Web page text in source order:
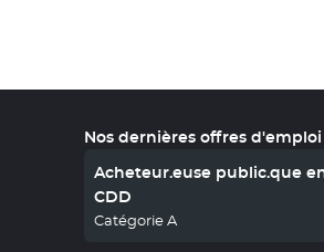
Nos dernières offres d'emploi
Acheteur.euse public.que
CDD
Catégorie A